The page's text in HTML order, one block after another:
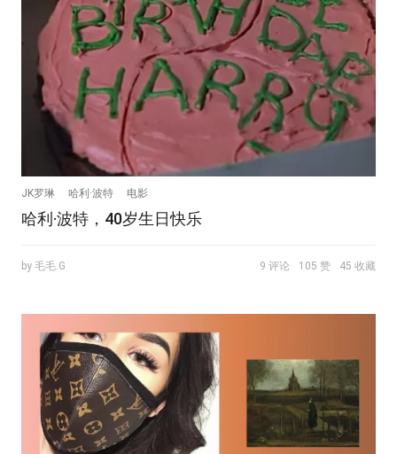
JK罗琳 哈利·波特 电影
哈利·波特，40岁生日快乐
by 毛毛.G 9 评论 105 赞 45 收藏